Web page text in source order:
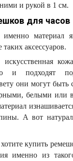
и рукой в 1 см.
для часов
материал
аксессуаров.
искусственная
и подходят
они могут
белыми или в
А вот
купить
именно из